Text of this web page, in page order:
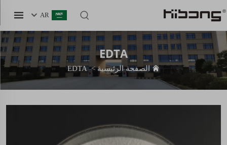
AR
EDTA
الصفحة الرئيسية>
EDTA